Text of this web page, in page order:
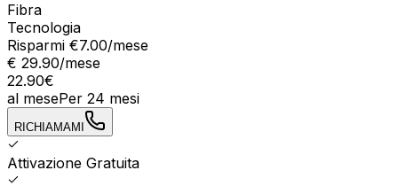
Fibra
Tecnologia
Risparmi €7.00/mese
€ 29.90/mese
22.90€
al mesePer 24 mesi
RICHIAMAMI
Attivazione Gratuita